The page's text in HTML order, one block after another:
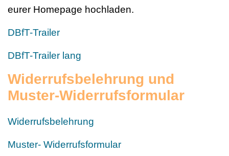
eurer Homepage hochladen.
DBfT-Trailer
DBfT-Trailer lang
Widerrufsbelehrung und
Muster-Widerrufsformular
Widerrufsbelehrung
Muster- Widerrufsformular